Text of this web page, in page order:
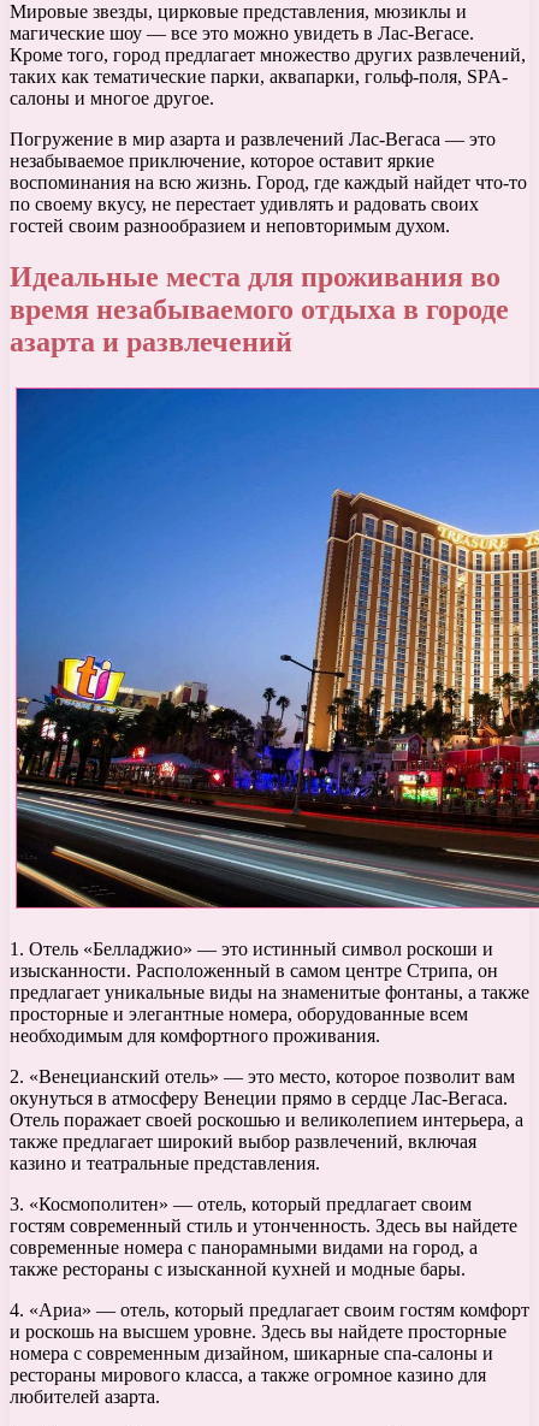
Мировые звезды, цирковые представления, мюзиклы и
магические шоу — все это можно увидеть в Лас-Вегасе.
Кроме того, город предлагает множество других развлечений,
таких как тематические парки, аквапарки, гольф-поля, SPA-
салоны и многое другое.
Погружение в мир азарта и развлечений Лас-Вегаса — это
незабываемое приключение, которое оставит яркие
воспоминания на всю жизнь. Город, где каждый найдет что-то
по своему вкусу, не перестает удивлять и радовать своих
гостей своим разнообразием и неповторимым духом.
Идеальные места для проживания во
время незабываемого отдыха в городе
азарта и развлечений
1. Отель «Белладжио» — это истинный символ роскоши и
изысканности. Расположенный в самом центре Стрипа, он
предлагает уникальные виды на знаменитые фонтаны, а также
просторные и элегантные номера, оборудованные всем
необходимым для комфортного проживания.
2. «Венецианский отель» — это место, которое позволит вам
окунуться в атмосферу Венеции прямо в сердце Лас-Вегаса.
Отель поражает своей роскошью и великолепием интерьера, а
также предлагает широкий выбор развлечений, включая
казино и театральные представления.
3. «Космополитен» — отель, который предлагает своим
гостям современный стиль и утонченность. Здесь вы найдете
современные номера с панорамными видами на город, а
также рестораны с изысканной кухней и модные бары.
4. «Ариа» — отель, который предлагает своим гостям комфорт
и роскошь на высшем уровне. Здесь вы найдете просторные
номера с современным дизайном, шикарные спа-салоны и
рестораны мирового класса, а также огромное казино для
любителей азарта.